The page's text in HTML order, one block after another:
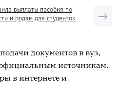
выплаты пособия по
и родам для студенток
документов в вуз,
официальным источникам.
в интернете и